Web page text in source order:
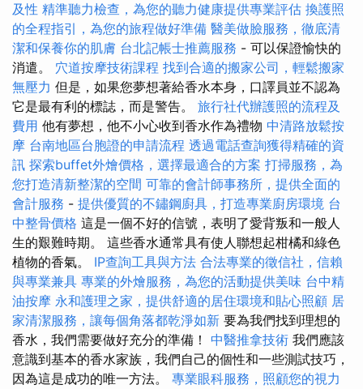
及性 精準聽力檢查，為您的聽力健康提供專業評估 換護照
的全程指引，為您的旅程做好準備 醫美做臉服務，徹底清
潔和保養你的肌膚 台北記帳士推薦服務 - 可以保證愉快的
消遣。 穴道按摩技術課程 找到合適的搬家公司，輕鬆搬家
無壓力 但是，如果您夢想著給香水本身，口譯員並不認為
它是最有利的標誌，而是警告。 旅行社代辦護照的流程及
費用 他有夢想，他不小心收到香水作為禮物 中清路放鬆按
摩 台南地區台胞證的申請流程 透過電話查詢獲得精確的資
訊 探索buffet外燴價格，選擇最適合的方案 打掃服務，為
您打造清新整潔的空間 可靠的會計師事務所，提供全面的
會計服務 - 提供優質的不鏽鋼廚具，打造專業廚房環境 台
中整骨價格 這是一個不好的信號，表明了愛背叛和一般人
生的艱難時期。 這些香水通常具有使人聯想起柑橘和綠色
植物的香氣。 IP查詢工具與方法 合法專業的徵信社，信賴
與專業兼具 專業的外燴服務，為您的活動提供美味 台中精
油按摩 永和護理之家，提供舒適的居住環境和貼心照顧 居
家清潔服務，讓每個角落都乾淨如新 要為我們找到理想的
香水，我們需要做好充分的準備！ 中醫推拿技術 我們應該
意識到基本的香水家族，我們自己的個性和一些測試技巧，
因為這是成功的唯一方法。 專業眼科服務，照顧您的視力